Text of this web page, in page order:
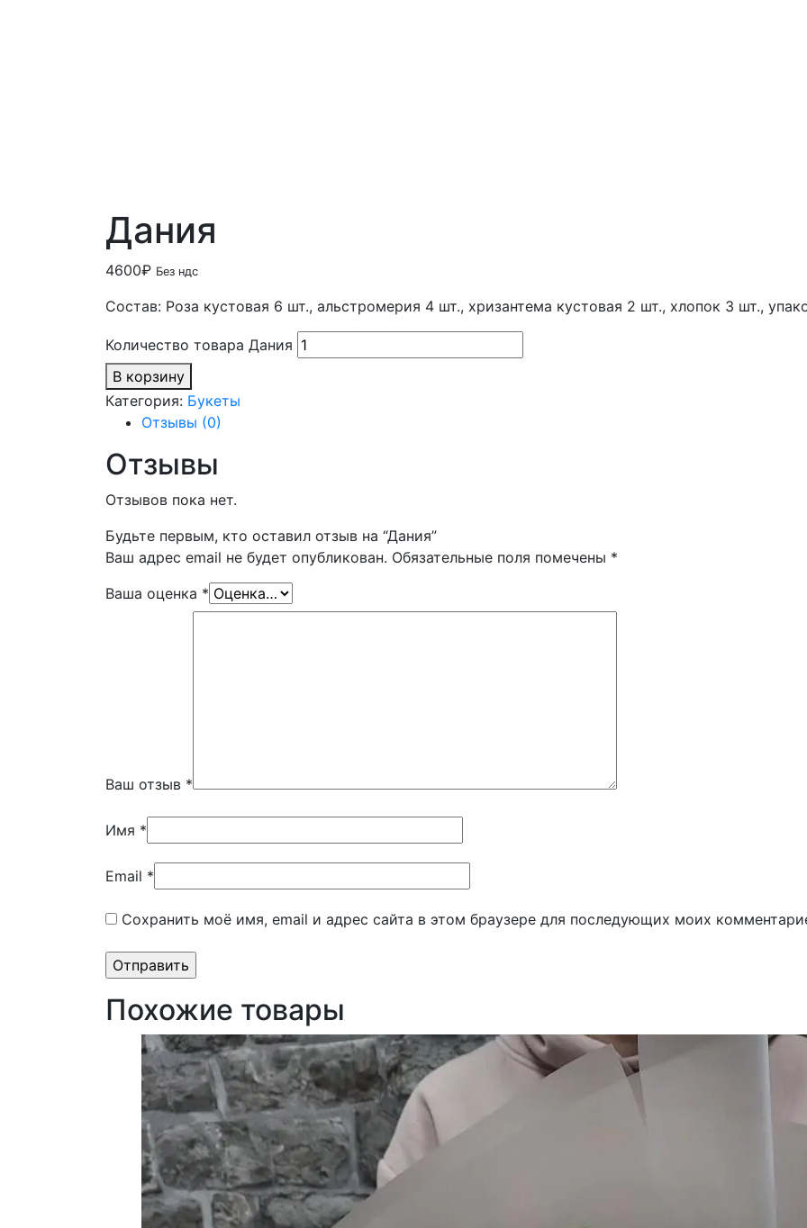
Дания
4600₽ Без ндс
Состав: Роза кустовая 6 шт., альстромерия 4 шт., хризантема кустовая 2 шт., хлопок 3 шт.,
Количество товара Дания
В корзину
Категория: Букеты
Отзывы (0)
Отзывы
Отзывов пока нет.
Будьте первым, кто оставил отзыв на “Дания”
Ваш адрес email не будет опубликован. Обязательные поля помечены *
Ваша оценка *
Ваш отзыв *
Имя *
Email *
Сохранить моё имя, email и адрес сайта в этом браузере для последующих моих
Похожие товары